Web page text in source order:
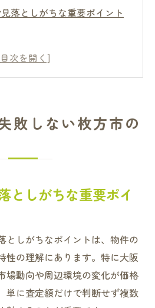
落としがちな重要ポイント
不動産売却リスクと対策方法
枚方市で知るべきコツ
功に導く情報収集の重要性
する市場動向の見極め方
大化するための工夫とは
めの現地ならではの要点
査定額を上げるコツとは
敗しない枚方市の
としがちな重要ポイ
としがちなポイントは、物件の
性の理解にあります。特に大阪
場動向や周辺環境の変化が価格
単に査定額だけで判断せず複数